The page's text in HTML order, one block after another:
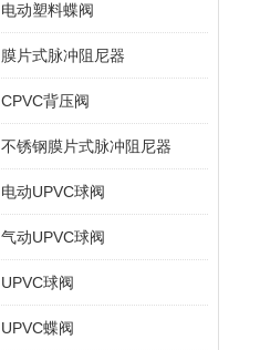
电动塑料蝶阀
膜片式脉冲阻尼器
CPVC背压阀
不锈钢膜片式脉冲阻尼器
电动UPVC球阀
气动UPVC球阀
UPVC球阀
UPVC蝶阀